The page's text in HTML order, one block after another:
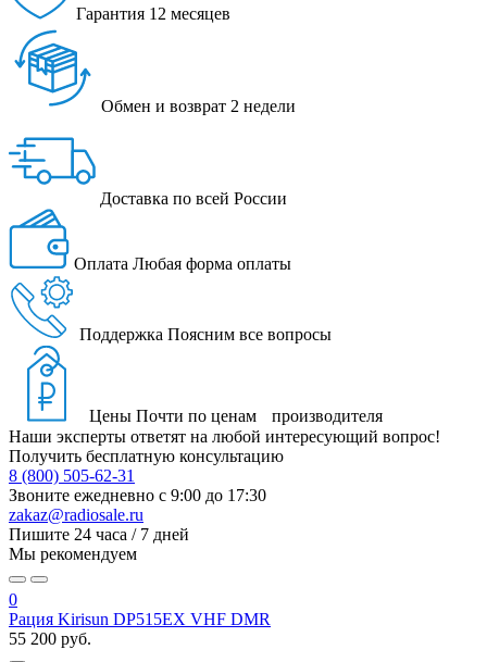
Гарантия 12 месяцев
Обмен и возврат 2 недели
Доставка по всей России
Оплата Любая форма оплаты
Поддержка Поясним все вопросы
Цены Почти по ценам производителя
Наши эксперты ответят на любой интересующий вопрос!
Получить бесплатную консультацию
8 (800) 505-62-31
Звоните ежедневно с 9:00 до 17:30
zakaz@radiosale.ru
Пишите 24 часа / 7 дней
Мы рекомендуем
0
Рация Kirisun DP515EX VHF DMR
55 200 руб.